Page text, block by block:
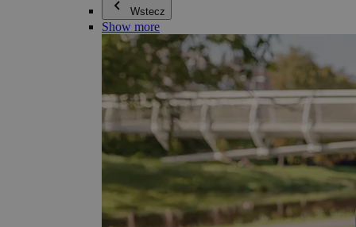
Wstecz
Show more